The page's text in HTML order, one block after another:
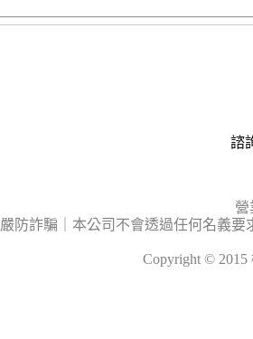
諮
營
嚴防詐騙｜本公司不會透過任何名義
Copyright ©